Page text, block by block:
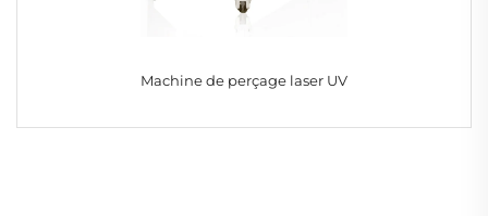
Machine de perçage laser UV